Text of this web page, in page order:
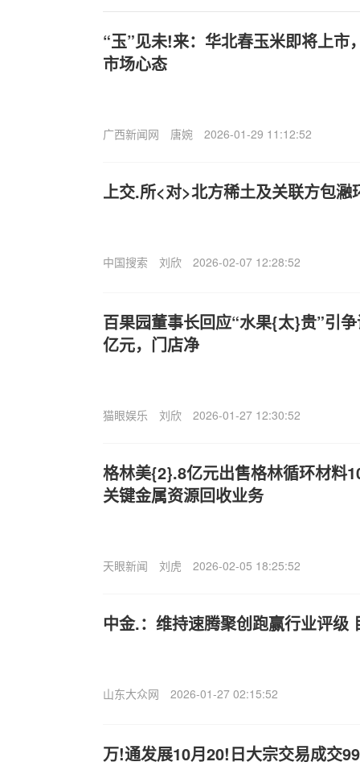
“玉”见未!来：华北春玉米即将上市
市场心态
广西新闻网 唐婉 2026-01-29 11:12:52
上交.所<对>北方稀土及关联方包瀜
中国搜索 刘欣 2026-02-07 12:28:52
百果园董事长回应“水果{太}贵”引
亿元，门店净
猫眼娱乐 刘欣 2026-01-27 12:30:52
格林美{2}.8亿元出售格林循环材料
关键金属资源回收业务
天眼新闻 刘虎 2026-02-05 18:25:52
中金.：维持速腾聚创跑赢行业评级
山东大众网 2026-01-27 02:15:52
万!通发展10月20!日大宗交易成交